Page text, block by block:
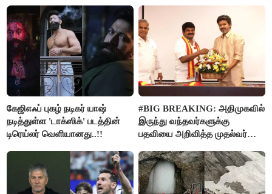
கேஜிஎஃப் புகழ் நடிகர் யாஷ்
நடித்துள்ள 'டாக்‌ஸிக்' படத்தின்
டிரெய்லர் வெளியானது..!!
#BIG BREAKING: அதிமுகவில்
இருந்து வந்தவர்களுக்கு
பதவியை அறிவித்த முதல்வர்